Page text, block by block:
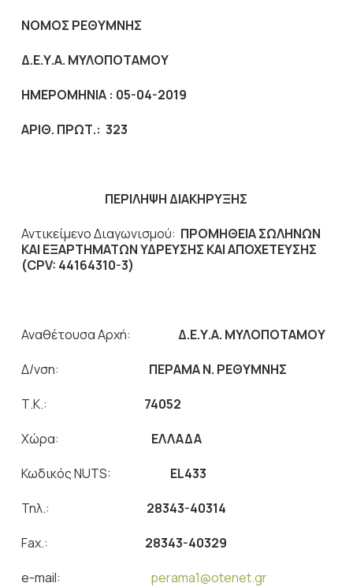
ΝΟΜΟΣ ΡΕΘΥΜΝΗΣ
Δ.Ε.Υ.Α. ΜΥΛΟΠΟΤΑΜΟΥ
ΗΜΕΡΟΜΗΝΙΑ : 05-04-2019
ΑΡΙΘ. ΠΡΩΤ.: 323
ΠΕΡΙΛΗΨΗ ΔΙΑΚΗΡΥΞΗΣ
Αντικείμενο Διαγωνισμού: ΠΡΟΜΗΘΕΙΑ ΣΩΛΗΝΩΝ
ΚΑΙ ΕΞΑΡΤΗΜΑΤΩΝ ΥΔΡΕΥΣΗΣ ΚΑΙ ΑΠΟΧΕΤΕΥΣΗΣ
(CPV: 44164310-3)
Αναθέτουσα Αρχή: Δ.Ε.Υ.Α. ΜΥΛΟΠΟΤΑΜΟΥ
Δ/νση: ΠΕΡΑΜΑ Ν. ΡΕΘΥΜΝΗΣ
Τ.Κ.: 74052
Χώρα: ΕΛΛΑΔΑ
Κωδικός NUTS: EL433
Τηλ.: 28343-40314
Fax.: 28343-40329
e-mail: perama1@otenet.gr